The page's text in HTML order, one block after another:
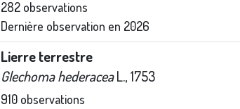
282 observations
Dernière observation en 2026
Lierre terrestre
Glechoma hederaceaL., 1753
910 observations